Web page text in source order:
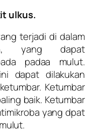
ulkus.
terjadi di dalam
yang dapat
padaa mulut.
dapat dilakukan
Ketumbar
baik. Ketumbar
yang dpat